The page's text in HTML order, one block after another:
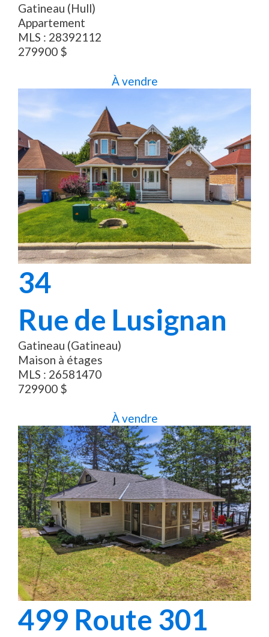
Gatineau (Hull)
Appartement
MLS : 28392112
279900 $
À vendre
34
Rue de Lusignan
Gatineau (Gatineau)
Maison à étages
MLS : 26581470
729900 $
À vendre
499 Route 301